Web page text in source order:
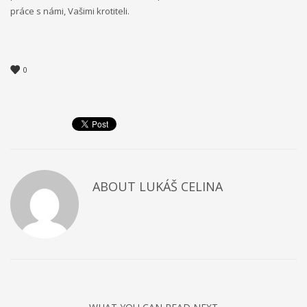
práce s námi, Vašimi krotiteli.
0
ABOUT LUKÁŠ CELINA